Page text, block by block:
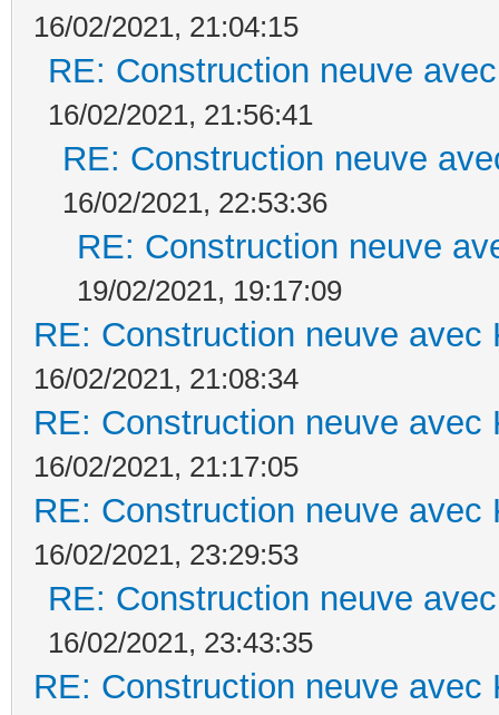
16/02/2021, 21:04:15
RE: Construction neuve
16/02/2021, 21:56:41
RE: Construction neuve
16/02/2021, 22:53:36
RE: Construction neuve
19/02/2021, 19:17:09
RE: Construction neuve avec
16/02/2021, 21:08:34
RE: Construction neuve avec
16/02/2021, 21:17:05
RE: Construction neuve avec
16/02/2021, 23:29:53
RE: Construction neuve
16/02/2021, 23:43:35
RE: Construction neuve avec